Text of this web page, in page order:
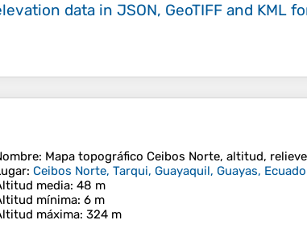
data in JSON, GeoTIFF and KML
: Mapa topográfico Ceibos Norte, altitud,
: Ceibos Norte, Tarqui, Guayaquil, Guayas,
media: 48 m
mínima: 6 m
máxima: 324 m